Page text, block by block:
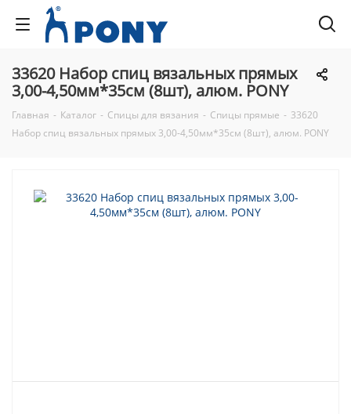
33620 Набор спиц вязальных прямых
3,00-4,50мм*35см (8шт), алюм. PONY
Главная - Каталог - Спицы для вязания - Спицы прямые - 33620
Набор спиц вязальных прямых 3,00-4,50мм*35см (8шт), алюм. PONY